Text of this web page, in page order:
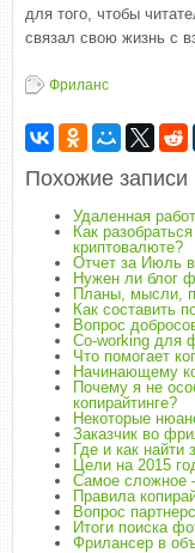
для того, чтобы
связал свою жизнь с
Фриланс
Похожие записи
Удаленная
Как
криптовалюте?
Отчет за Июль
Нужен ли блог
Планы, мысли,
Как составить
Вопрос
Co-working для
Что помогает
Начинающему
Почему я не
копирайтинге?
Некоторые
Заказчик во
Где и как найти
Цели на 2015
Самое сложное
Правила
Вопрос
Итоги поиска
Фрилансер в